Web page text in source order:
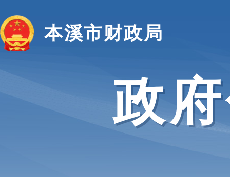
本溪市财政局
政